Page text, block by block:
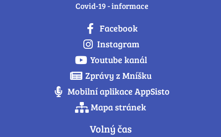
Covid-19 - informace
Facebook
Instagram
Youtube kanál
Zprávy z Mníšku
Mobilní aplikace AppSisto
Mapa stránek
Volný čas